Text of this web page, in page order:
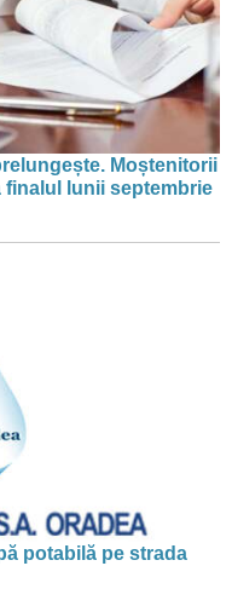
Moștenitorii
finalul lunii septembrie
potabilă pe strada